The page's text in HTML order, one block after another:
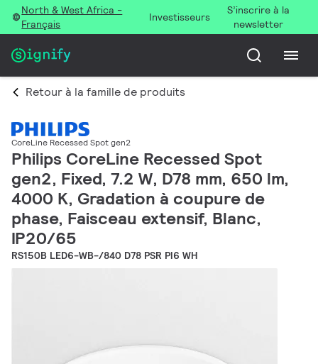
North & West Africa -
Français
Investisseurs
S’inscrire à la
newsletter
Retour à la famille de produits
CoreLine Recessed Spot gen2
Philips CoreLine Recessed Spot
gen2, Fixed, 7.2 W, D78 mm, 650 lm,
4000 K, Gradation à coupure de
phase, Faisceau extensif, Blanc,
IP20/65
RS150B LED6-WB-/840 D78 PSR PI6 WH